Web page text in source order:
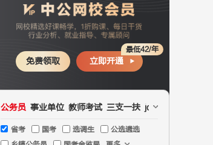
免费领取 立即开通
最低42/年
公务员 事业单位 教师考试 三支一扶 jd文职
省考 国考 选调生
公选遴选